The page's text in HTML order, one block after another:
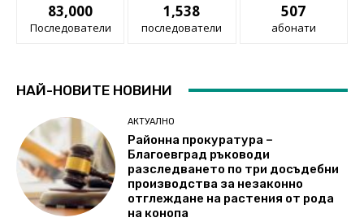
83,000
Последователи
1,538
последователи
507
абонати
НАЙ-НОВИТЕ НОВИНИ
АКТУАЛНО
Районна прокуратура –
Благоевград ръководи
разследването по три досъдебни
производства за незаконно
отглеждане на растения от рода
на конопа